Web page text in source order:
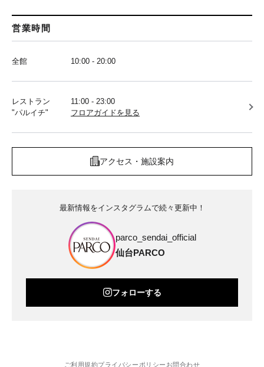
営業時間
全館 10:00 - 20:00
レストラン
"パルイチ"
11:00 - 23:00
フロアガイドを見る
アクセス・施設案内
最新情報をインスタグラムで続々更新中！
parco_sendai_official
仙台PARCO
フォローする
ご利用規約プライバシーポリシー お問合わせ